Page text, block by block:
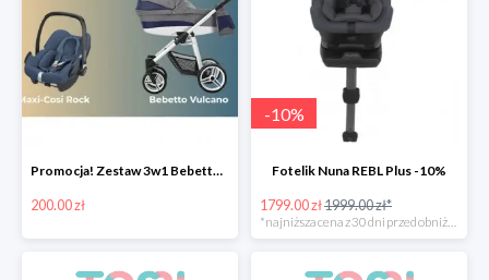
Promocja! Zestaw 3w1 Bebetto Vulcano z fotelikiem samochodowym taniej o 200zł
200.00 zł
-10%
Fotelik Nuna REBL Plus -10%
1799.00 zł1999.00 zł*